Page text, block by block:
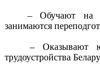
– Обучают на
занимаются
– Оказывают
трудоустройства